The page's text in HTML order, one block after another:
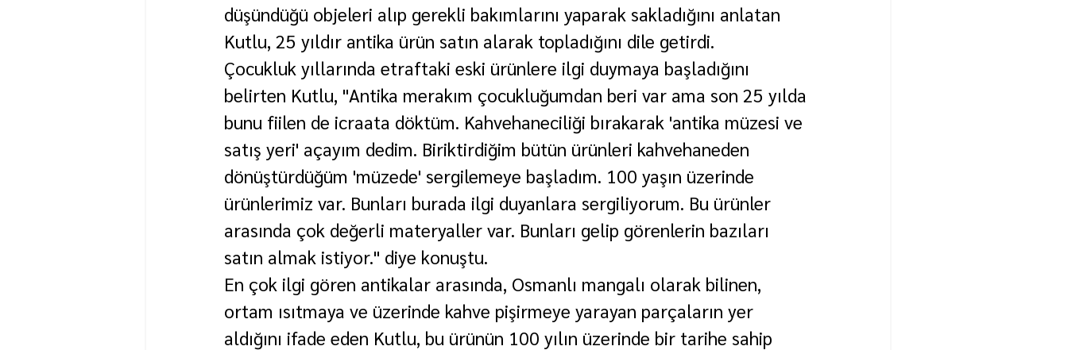
düşündüğü objeleri alıp gerekli bakımlarını yaparak sakladığını anlatan
Kutlu, 25 yıldır antika ürün satın alarak topladığını dile getirdi.
Çocukluk yıllarında etraftaki eski ürünlere ilgi duymaya başladığını
belirten Kutlu, "Antika merakım çocukluğumdan beri var ama son 25 yılda
bunu fiilen de icraata döktüm. Kahvehaneciliği bırakarak 'antika müzesi ve
satış yeri' açayım dedim. Biriktirdiğim bütün ürünleri kahvehaneden
dönüştürdüğüm 'müzede' sergilemeye başladım. 100 yaşın üzerinde
ürünlerimiz var. Bunları burada ilgi duyanlara sergiliyorum. Bu ürünler
arasında çok değerli materyaller var. Bunları gelip görenlerin bazıları
satın almak istiyor." diye konuştu.
En çok ilgi gören antikalar arasında, Osmanlı mangalı olarak bilinen,
ortam ısıtmaya ve üzerinde kahve pişirmeye yarayan parçaların yer
aldığını ifade eden Kutlu, bu ürünün 100 yılın üzerinde bir tarihe sahip